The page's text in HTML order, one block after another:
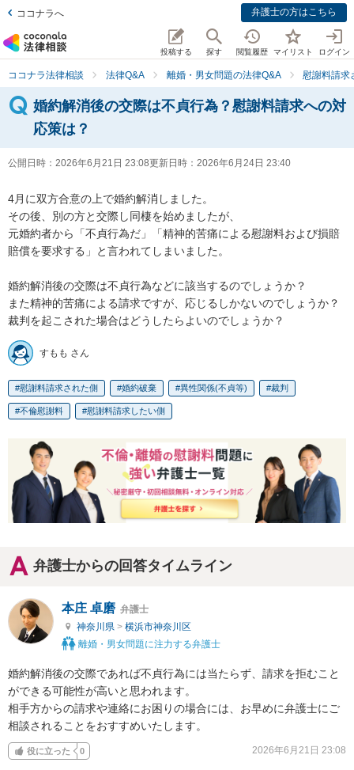
ココナラへ 弁護士の方はこちら
投稿する 探す 閲覧履歴 マイリスト ログイン
ココナラ法律相談 法律Q&A 離婚・男女問題の法律Q&A 慰謝料請求
婚約解消後の交際は不貞行為？慰謝料請求への対
応策は？
公開日時： 2026年6月21日 23:08更新日時： 2026年6月24日 23:40
4月に双方合意の上で婚約解消しました。
その後、別の方と交際し同棲を始めましたが、
元婚約者から「不貞行為だ」「精神的苦痛による慰謝料および損賠
賠償を要求する」と言われてしまいました。
婚約解消後の交際は不貞行為などに該当するのでしょうか？
また精神的苦痛による請求ですが、応じるしかないのでしょうか？
裁判を起こされた場合はどうしたらよいのでしょうか？
すもも さん
慰謝料請求された側 婚約破棄 異性関係(不貞等) 裁判
不倫慰謝料 慰謝料請求したい側
弁護士からの回答タイムライン
本庄 卓磨 弁護士
神奈川県 > 横浜市神奈川区
離婚・男女問題に注力する弁護士
婚約解消後の交際であれば不貞行為には当たらず、請求を拒むこと
ができる可能性が高いと思われます。
相手方からの請求や連絡にお困りの場合には、お早めに弁護士にご
相談されることをおすすめいたします。
役に立った 0 2026年6月21日 23:08